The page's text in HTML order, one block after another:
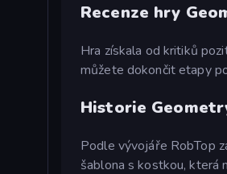
Recenze hry
Hra získala od kritiků
můžete dokončit etapy
Historie
Podle vývojáře RobTop
šablona s kostkou, která